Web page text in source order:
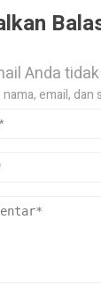
Anda
email,